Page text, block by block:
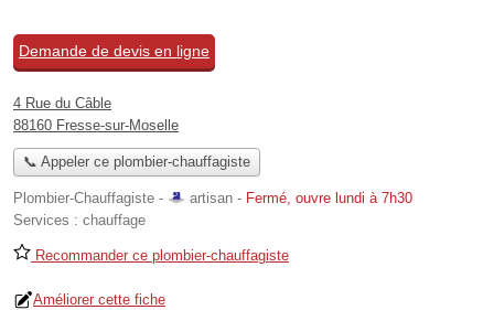
Demande de devis en ligne
4 Rue du Câble
88160 Fresse-sur-Moselle
📞 Appeler ce plombier-chauffagiste
Plombier-Chauffagiste - artisan - Fermé, ouvre lundi à 7h30
Services : chauffage
Recommander ce plombier-chauffagiste
Améliorer cette fiche